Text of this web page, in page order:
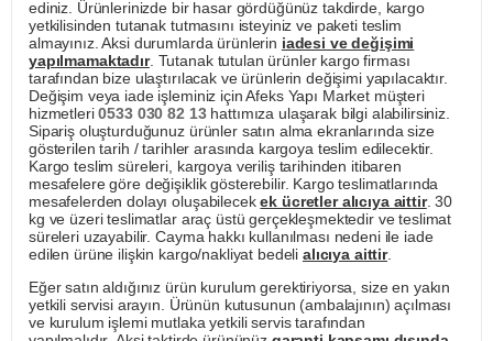
ediniz. Ürünlerinizde bir hasar gördüğünüz takdirde, kargo
yetkilisinden tutanak tutmasını isteyiniz ve paketi teslim
almayınız. Aksi durumlarda ürünlerin iadesi ve değişimi
yapılmamaktadır. Tutanak tutulan ürünler kargo firması
tarafından bize ulaştırılacak ve ürünlerin değişimi yapılacaktır.
Değişim veya iade işleminiz için Afeks Yapı Market müşteri
hizmetleri0533 030 82 13hattımıza ulaşarak bilgi alabilirsiniz.
Sipariş oluşturduğunuz ürünler satın alma ekranlarında size
gösterilen tarih / tarihler arasında kargoya teslim edilecektir.
Kargo teslim süreleri, kargoya veriliş tarihinden itibaren
mesafelere göre değişiklik gösterebilir. Kargo teslimatlarında
mesafelerden dolayı oluşabilecekek ücretler alıcıya aittir. 30
kg ve üzeri teslimatlar araç üstü gerçekleşmektedir ve teslimat
süreleri uzayabilir. Cayma hakkı kullanılması nedeni ile iade
edilen ürüne ilişkin kargo/nakliyat bedeli alıcıya aittir.
Eğer satın aldığınız ürün kurulum gerektiriyorsa, size en yakın
yetkili servisi arayın. Ürünün kutusunun (ambalajının) açılması
ve kurulum işlemi mutlaka yetkili servis tarafından